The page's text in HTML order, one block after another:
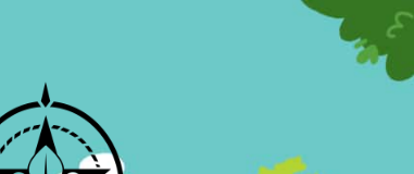
Scouting Fons Olterdissen